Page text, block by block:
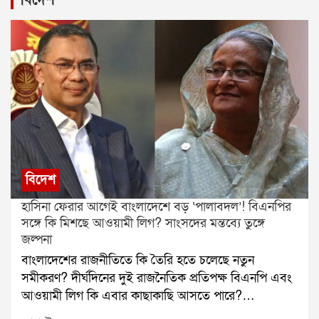
বিদেশ
হাসিনা ফেরার আগেই বাংলাদেশে বড় ‘পালাবদল’! বিএনপির
সঙ্গে কি মিশছে আওয়ামী লিগ? সাংসদের মন্তব্যে তুঙ্গে
জল্পনা
বাংলাদেশের রাজনীতিতে কি তৈরি হতে চলেছে নতুন
সমীকরণ? দীর্ঘদিনের দুই রাজনৈতিক প্রতিপক্ষ বিএনপি এবং
আওয়ামী লিগ কি এবার কাছাকাছি আসতে পারে?
বাংলাদেশের প্রাক্তন প্রধানমন্ত্রী শেখ হাসিনার দেশে ফেরার